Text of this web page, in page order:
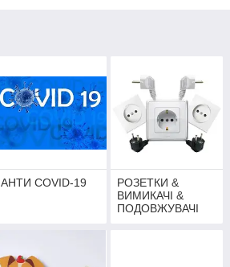
АНТИ COVID-19
РОЗЕТКИ &
ВИМИКАЧІ &
ПОДОВЖУВАЧІ